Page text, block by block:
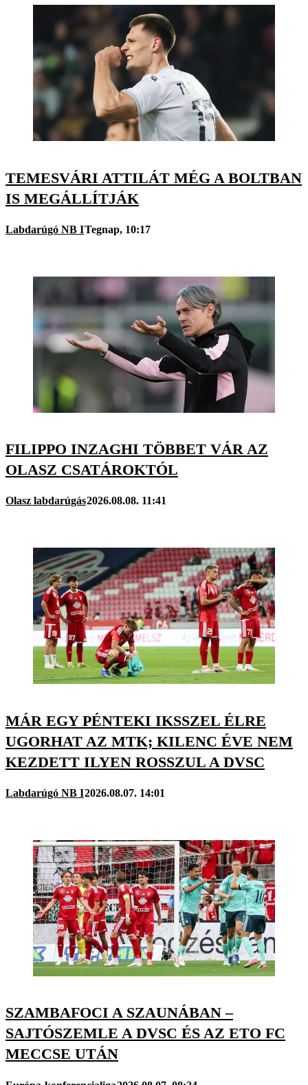
TEMESVÁRI ATTILÁT MÉG A BOLTBAN
IS MEGÁLLÍTJÁK
Labdarúgó NB ITegnap, 10:17
FILIPPO INZAGHI TÖBBET VÁR AZ
OLASZ CSATÁROKTÓL
Olasz labdarúgás2026.08.08. 11:41
MÁR EGY PÉNTEKI IKSSZEL ÉLRE
UGORHAT AZ MTK; KILENC ÉVE NEM
KEZDETT ILYEN ROSSZUL A DVSC
Labdarúgó NB I2026.08.07. 14:01
SZAMBAFOCI A SZAUNÁBAN –
SAJTÓSZEMLE A DVSC ÉS AZ ETO FC
MECCSE UTÁN